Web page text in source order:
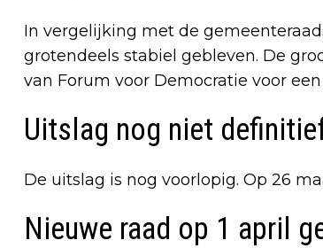
In vergelijking met de
grotendeels stabiel gebleven. De
van Forum voor Democratie voor
Uitslag nog niet
De uitslag is nog voorlopig. Op 26
Nieuwe raad op 1 april